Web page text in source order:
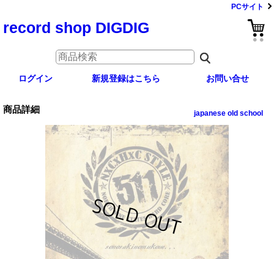
PCサイト
record shop DIGDIG
ログイン 新規登録はこちら お問い合せ
商品詳細 japanese old school